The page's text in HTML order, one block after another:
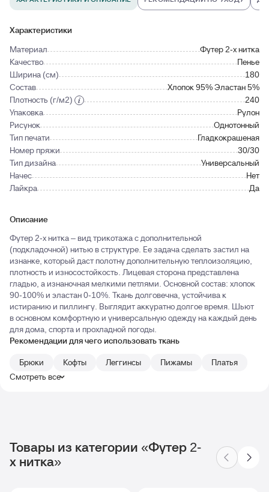
Характеристики
Материал
Футер 2-х нитка
Качество
Пенье
Ширина (см)
180
Состав
Хлопок 95% Эластан 5%
Плотность (г/м2)
240
Упаковка
Рулон
Рисунок
Однотонный
Тип печати
Гладкокрашеная
Номер пряжи
30/30
Тип дизайна
Универсальный
Начес
Нет
Лайкра
Да
Описание
Футер 2-х нитка – вид трикотажа с дополнительной
(подкладочной) нитью в структуре. Ее задача сделать застил на
изнанке, который даст полотну дополнительную теплоизоляцию,
плотность и износостойкость. Лицевая сторона представлена
гладью, а изнаночная мелкими петлями. Основной состав: хлопок
90-100% и эластан 0-10%. Ткань долговечна, устойчива к
истиранию и пиллингу. Выглядит аккуратно долгое время. Шьют
в основном комфортную и универсальную одежду на каждый день
для дома, спорта и прохладной погоды.
Рекомендации для чего использовать ткань
Брюки
Кофты Леггинсы Пижамы
Платья
Смотреть все
Товары из категории «Футер 2-
х нитка»